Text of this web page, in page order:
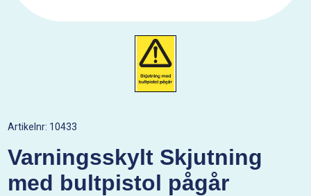
Artikelnr: 10433
Varningsskylt Skjutning
med bultpistol pågår